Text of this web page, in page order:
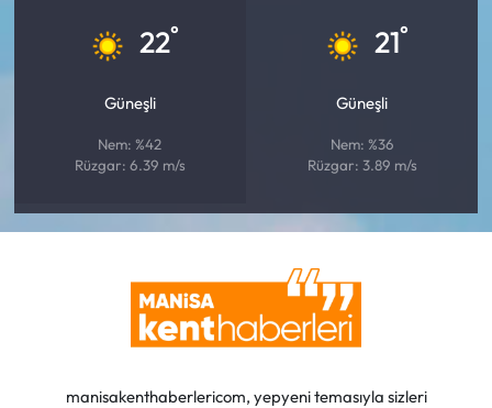
22°
Güneşli
Nem: %42
Rüzgar: 6.39 m/s
21°
Güneşli
Nem: %36
Rüzgar: 3.89 m/s
manisakenthaberlericom, yepyeni temasıyla sizleri